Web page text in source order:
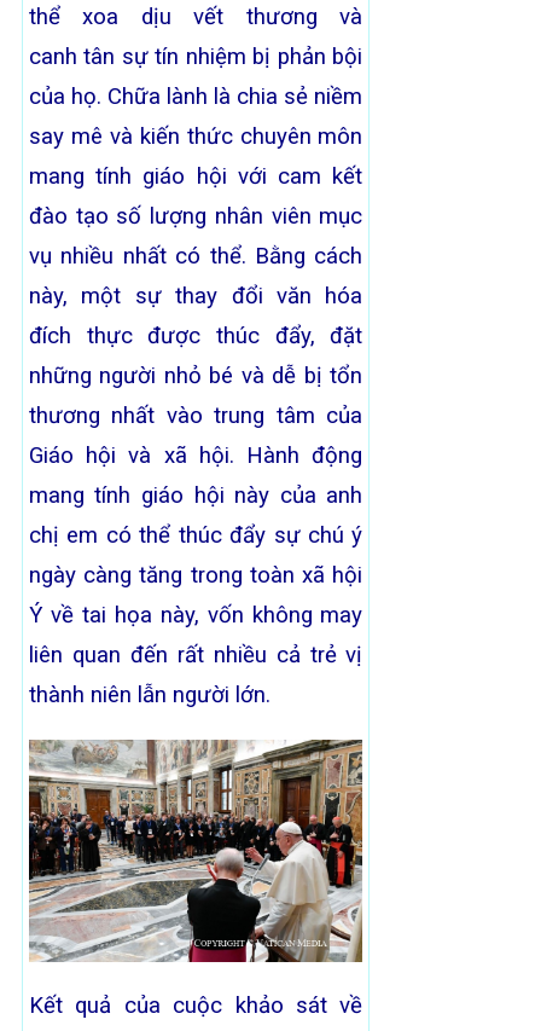
thể xoa dịu vết thương và
canh tân sự tín nhiệm bị phản bội
của họ. Chữa lành là chia sẻ niềm
say mê và kiến thức chuyên môn
mang tính giáo hội với cam kết
đào tạo số lượng nhân viên mục
vụ nhiều nhất có thể. Bằng cách
này, một sự thay đổi văn hóa
đích thực được thúc đẩy, đặt
những người nhỏ bé và dễ bị tổn
thương nhất vào trung tâm của
Giáo hội và xã hội. Hành động
mang tính giáo hội này của anh
chị em có thể thúc đẩy sự chú ý
ngày càng tăng trong toàn xã hội
Ý về tai họa này, vốn không may
liên quan đến rất nhiều cả trẻ vị
thành niên lẫn người lớn.
Kết quả của cuộc khảo sát về